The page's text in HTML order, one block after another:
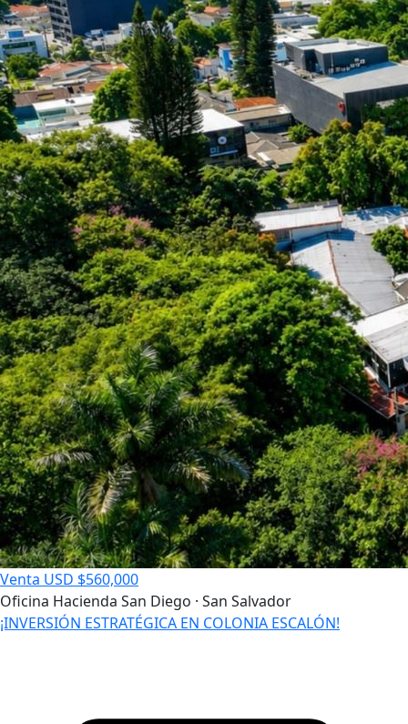
Venta USD $560,000
Oficina Hacienda San Diego · San Salvador
¡INVERSIÓN ESTRATÉGICA EN COLONIA ESCALÓN!